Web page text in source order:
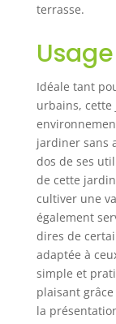
terrasse.
Idéale tant
urbains, cette
jardiner sans
dos de ses
de cette
cultiver une
également
dires de
adaptée à
simple et
plaisant
la